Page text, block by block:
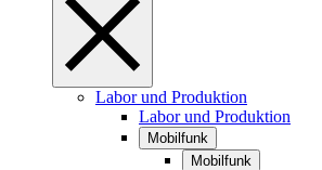
Labor und Produktion
Labor und Produktion
Mobilfunk
Mobilfunk